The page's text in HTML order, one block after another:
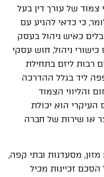
צמוד של עורך דין בעל
כי כדאי להגיע עם
כאיש ניהול בעסק
כישורי ניהול, חוש עסקי
רבות ליזם בתחילת
ליד בגלל ההדרכה
והליווי הצמוד
העיקרי הוא יכולת
או שירות של חברה
מזון, מסעדנות ובתי קפה,
הסכם זכיינות מכיל